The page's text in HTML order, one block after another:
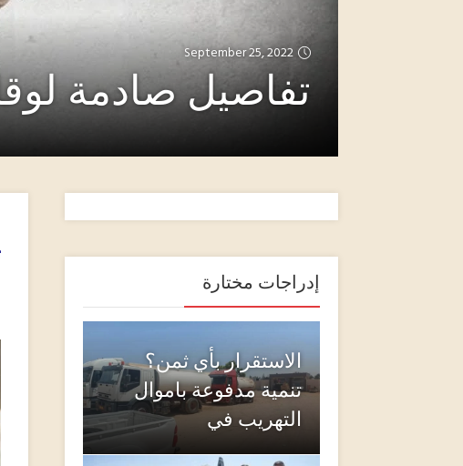
September 25, 2022
تفاصيل صادمة
إدراجات مختارة
الاستقرار بأي ثمن؟
تنمية مدفوعة باموال
التهريب في